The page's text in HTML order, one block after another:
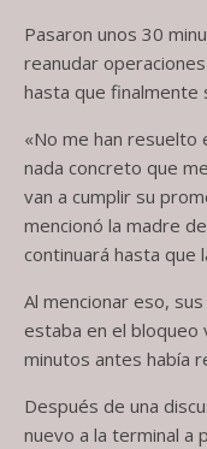
Pasaron unos 30
reanudar
hasta que finalmente
«No me han resuelto
nada concreto que
van a cumplir su
mencionó la madre
continuará hasta que
Al mencionar eso,
estaba en el bloqueo
minutos antes había
Después de una
nuevo a la terminal a